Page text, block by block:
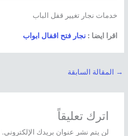
خدمات نجار تغيير قفل الباب
اقرا ايضا :نجار فتح اقفال ابواب
→ المقالة السابقة
اترك تعليقاً
لن يتم نشر عنوان بريدك الإلكتروني.